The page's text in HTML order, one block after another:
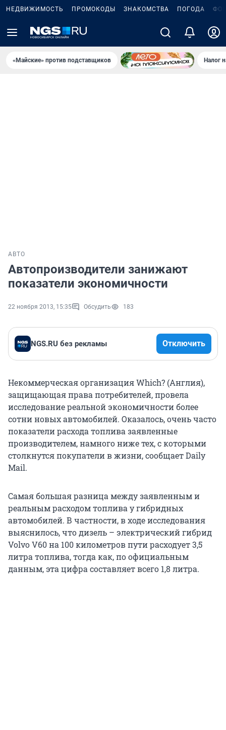
НЕДВИЖИМОСТЬ ПРОМОКОДЫ ЗНАКОМСТВА ПОГОДА
«Майские» против подставщиков Налог
АВТО
Автопроизводители занижают
показатели экономичности
22 ноября 2013, 15:35 Обсудить 183
NGS.RU без рекламы Отключить
Некоммерческая организация Which? (Англия),
защищающая права потребителей, провела
исследование реальной экономичности более
сотни новых автомобилей. Оказалось, очень часто
показатели расхода топлива заявленные
производителем, намного ниже тех, с которыми
столкнутся покупатели в жизни, сообщает Daily
Mail.
Самая большая разница между заявленным и
реальным расходом топлива у гибридных
автомобилей. В частности, в ходе исследования
выяснилось, что дизель – электрический гибрид
Volvo V60 на 100 километров пути расходует 3,5
литра топлива, тогда как, по официальным
данным, эта цифра составляет всего 1,8 литра.